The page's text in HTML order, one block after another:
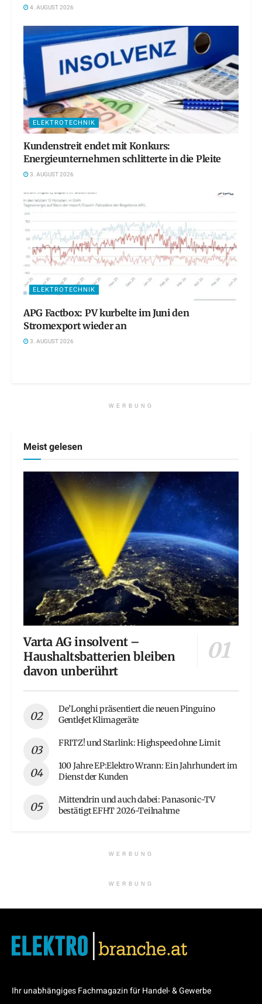
4. AUGUST 2026
ELEKTROTECHNIK
Kundenstreit endet mit Konkurs:
Energieunternehmen schlitterte in die Pleite
3. AUGUST 2026
ELEKTROTECHNIK
APG Factbox: PV kurbelte im Juni den
Stromexport wieder an
3. AUGUST 2026
WERBUNG
Meist gelesen
Varta AG insolvent –
Haushaltsbatterien bleiben
davon unberührt
De’Longhi präsentiert die neuen Pinguino
GentleJet Klimageräte
FRITZ! und Starlink: Highspeed ohne Limit
100 Jahre EP:Elektro Wrann: Ein Jahrhundert im
Dienst der Kunden
Mittendrin und auch dabei: Panasonic-TV
bestätigt EFHT 2026-Teilnahme
WERBUNG
WERBUNG
Ihr unabhängiges Fachmagazin für Handel- & Gewerbe